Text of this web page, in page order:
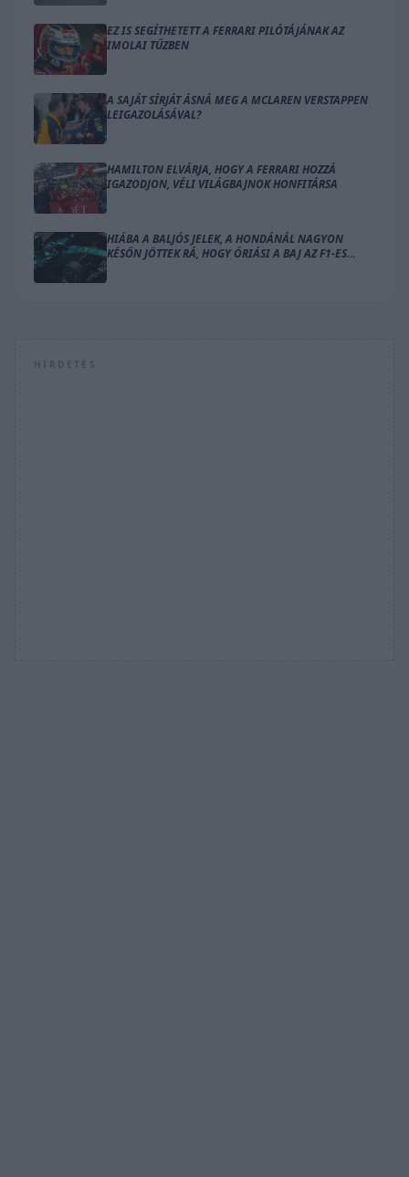
EZ IS SEGÍTHETETT A FERRARI PILÓTÁJÁNAK AZ
IMOLAI TŰZBEN
A SAJÁT SÍRJÁT ÁSNÁ MEG A MCLAREN VERSTAPPEN
LEIGAZOLÁSÁVAL?
HAMILTON ELVÁRJA, HOGY A FERRARI HOZZÁ
IGAZODJON, VÉLI VILÁGBAJNOK HONFITÁRSA
HIÁBA A BALJÓS JELEK, A HONDÁNÁL NAGYON
KÉSŐN JÖTTEK RÁ, HOGY ÓRIÁSI A BAJ AZ F1-ES
HIRDETÉS